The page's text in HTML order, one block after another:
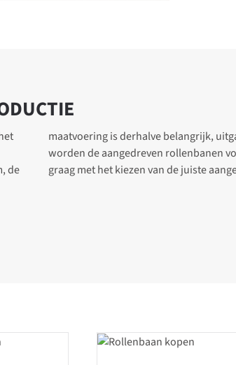
de
graag met het kiezen van de juiste